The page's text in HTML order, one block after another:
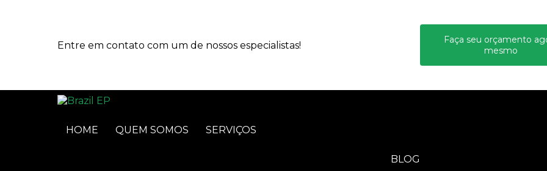
Entre em contato com um de nossos especialistas!
Faça seu orçamento
mesmo
HOME QUEM SOMOS SERVIÇOS
BLOG